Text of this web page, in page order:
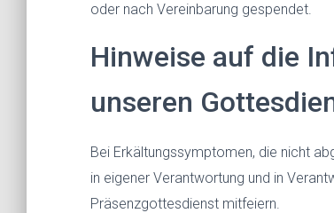
oder nach Vereinbarung gespendet.
Hinweise auf die
unseren
Bei Erkältungssymptomen, die nicht
in eigener Verantwortung und in
Präsenzgottesdienst mitfeiern.